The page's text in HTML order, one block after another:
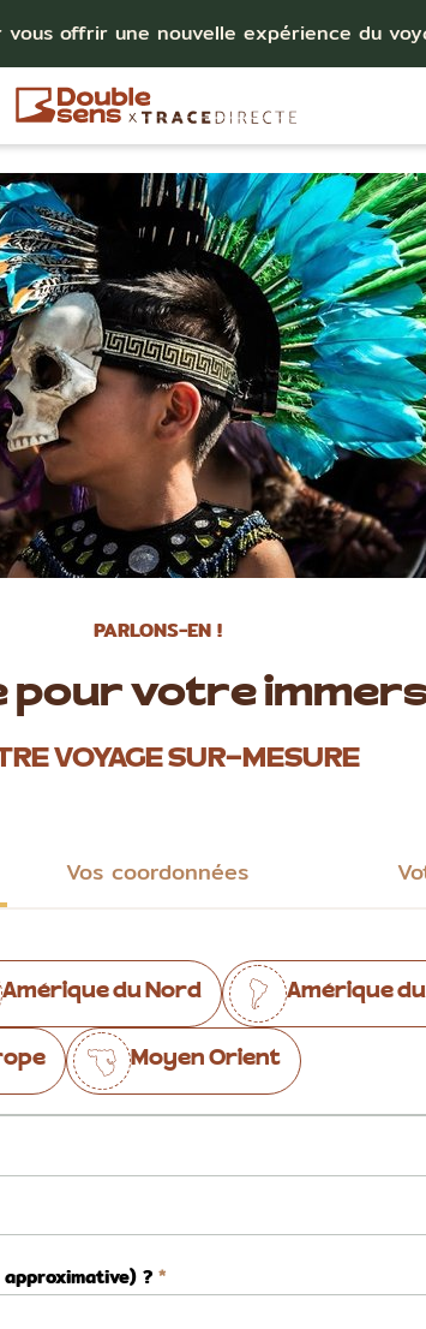
offrir une nouvelle expérience du
PARLONS-EN !
pour votre
VOYAGE SUR-MESURE
Vos coordonnées
Amérique du Nord Amérique du
Moyen Orient
?